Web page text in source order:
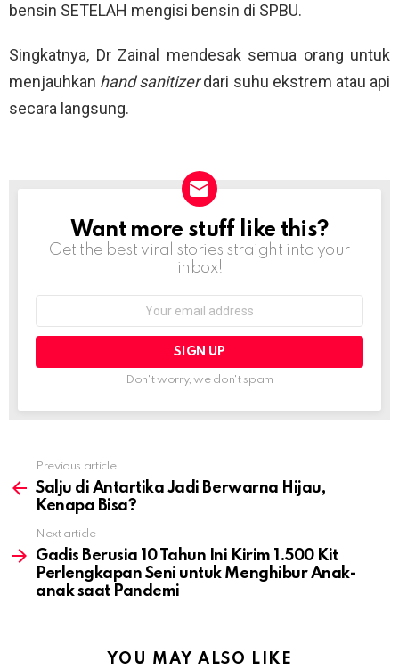
bensin SETELAH mengisi bensin di SPBU.
Singkatnya, Dr Zainal mendesak semua orang untuk
menjauhkan hand sanitizerdari suhu ekstrem atau api
secara langsung.
NEWSLETTER
Want more stuff like this?
Get the best viral stories straight into your
inbox!
Don't worry, we don't spam
more
Previous article
Salju di Antartika Jadi Berwarna Hijau,
Kenapa Bisa?
Next article
Gadis Berusia 10 Tahun Ini Kirim 1.500 Kit
Perlengkapan Seni untuk Menghibur Anak-
anak saat Pandemi
YOU MAY ALSO LIKE